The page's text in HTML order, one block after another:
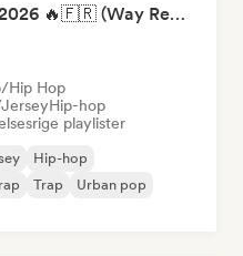
RAP FRANÇAIS 2026 🔥🇫🇷 (Way Records)
Hip Hop
Hip-hop
playlister
Hip-hop
Trap
Urban pop